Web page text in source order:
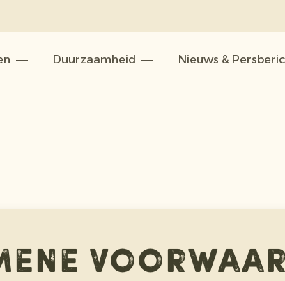
Duurzaamheid Nieuws &